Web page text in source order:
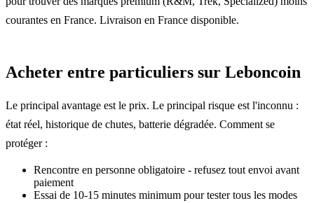
courantes en France. Livraison en France disponible.
Acheter entre particuliers sur Leboncoin
Le principal avantage est le prix. Le principal risque est l'inconnu :
état réel, historique de chutes, batterie dégradée. Comment se
protéger :
Rencontre en personne obligatoire - refusez tout envoi avant
paiement
Essai de 10-15 minutes minimum pour tester tous les modes